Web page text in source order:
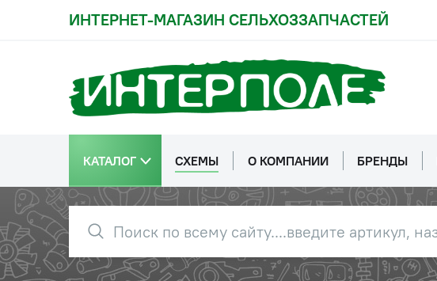
ИНТЕРНЕТ-МАГАЗИН СЕЛЬХОЗЗАПЧАСТЕЙ
КАТАЛОГ СХЕМЫ О КОМПАНИИ БРЕНДЫ